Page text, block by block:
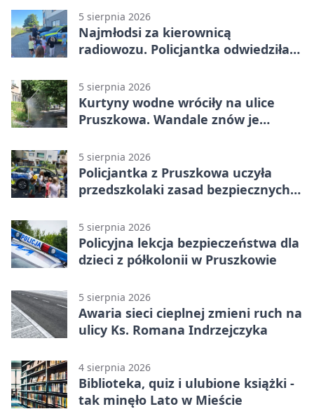
5 sierpnia 2026
Najmłodsi za kierownicą
radiowozu. Policjantka odwiedziła
5 sierpnia 2026
Kurtyny wodne wróciły na ulice
Pruszkowa. Wandale znów je
5 sierpnia 2026
Policjantka z Pruszkowa uczyła
przedszkolaki zasad bezpiecznych
5 sierpnia 2026
Policyjna lekcja bezpieczeństwa dla
dzieci z półkolonii w Pruszkowie
5 sierpnia 2026
Awaria sieci cieplnej zmieni ruch na
ulicy Ks. Romana Indrzejczyka
4 sierpnia 2026
Biblioteka, quiz i ulubione książki -
tak minęło Lato w Mieście